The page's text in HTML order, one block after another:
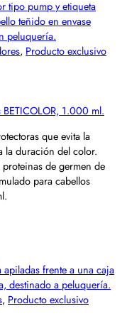
, Producto exclusivo
1.000 ml.
que evita la
la duración del color.
de germen de
para cabellos
, Producto exclusivo